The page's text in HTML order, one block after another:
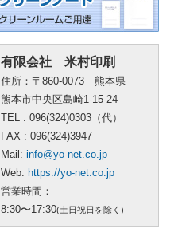
有限会社 米村印刷
住所：〒860-0073 熊本県
熊本市中央区島崎1-15-24
TEL : 096(324)0303（代）
FAX : 096(324)3947
Mail: info@yo-net.co.jp
Web: https://yo-net.co.jp
営業時間：
8:30〜17:30(土日祝日を除く)